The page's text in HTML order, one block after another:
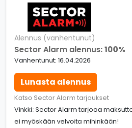
Alennus (vanhentunut)
Sector Alarm alennus:100%
Vanhentunut: 16.04.2026
Lunasta alennus
Katso Sector Alarm tarjoukset
Vinkki: Sector Alarm tarjoaa
ei myöskään velvoita mihinkään!